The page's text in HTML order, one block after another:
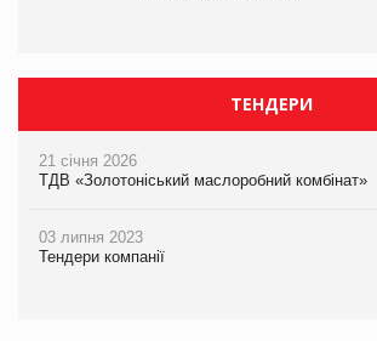
ТЕНДЕРИ
21 січня 2026
ТДВ «Золотоніський маслоробний комбінат»
03 липня 2023
Тендери компанії